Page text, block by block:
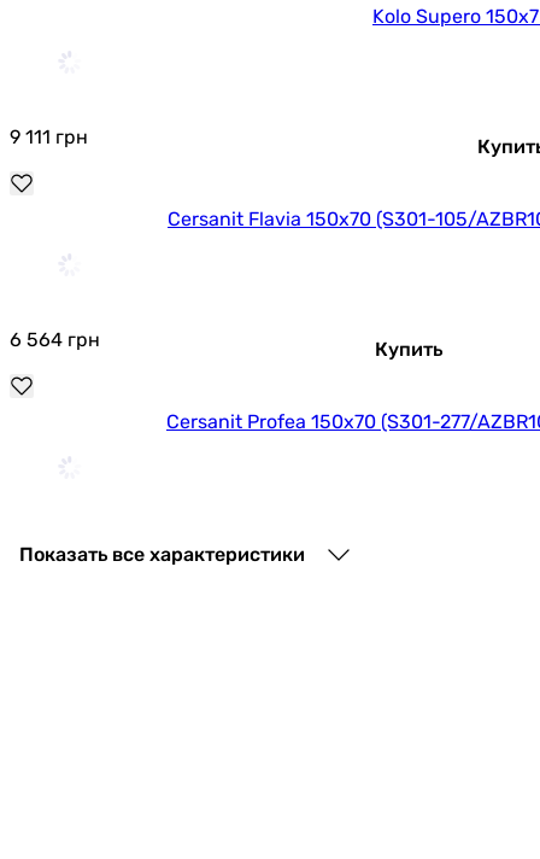
Kolo Supero
9 111 грн
Cersanit Flavia 150x70 (S301-105/
6 564 грн Купить
Cersanit Profea 150x70 (S301-277/
6 763
Показать все характеристики